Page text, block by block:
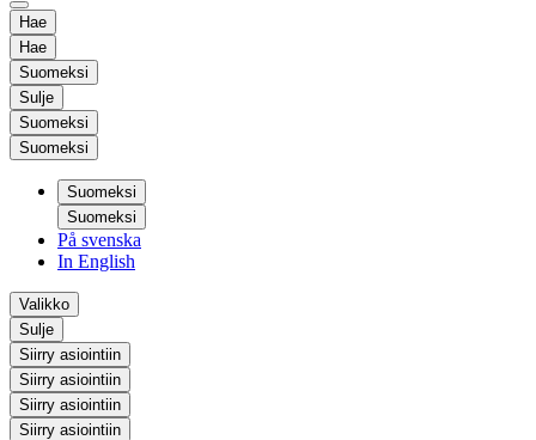
Hae
Hae
Suomeksi
Sulje
Suomeksi
Suomeksi
Suomeksi
Suomeksi
På svenska
In English
Valikko
Sulje
Siirry asiointiin
Siirry asiointiin
Siirry asiointiin
Siirry asiointiin